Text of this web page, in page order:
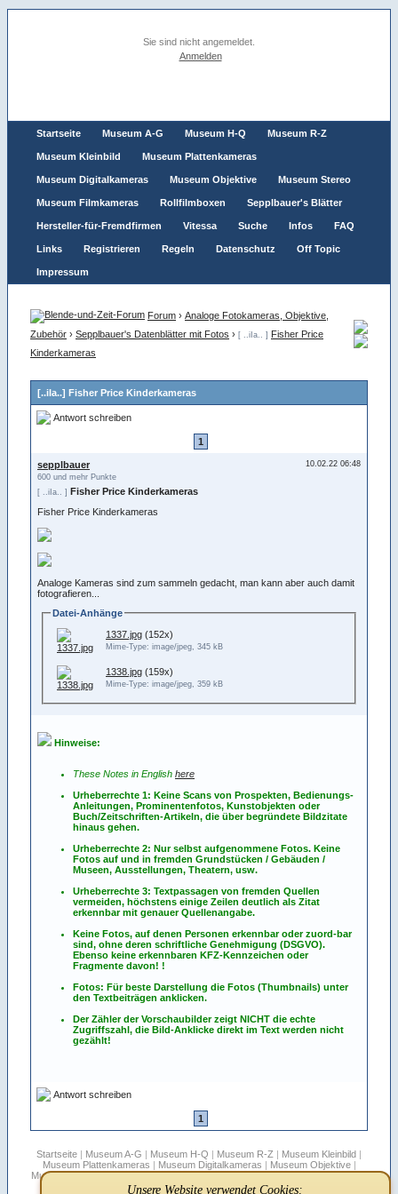
Sie sind nicht angemeldet.
Anmelden
Startseite Museum A-G Museum H-Q Museum R-Z
Museum Kleinbild Museum Plattenkameras
Museum Digitalkameras Museum Objektive Museum Stereo
Museum Filmkameras Rollfilmboxen Sepplbauer's Blätter
Hersteller-für-Fremdfirmen Vitessa Suche Infos FAQ
Links Registrieren Regeln Datenschutz Off Topic
Impressum
Forum › Analoge Fotokameras, Objektive,
Zubehör › Sepplbauer's Datenblätter mit Fotos › [ ..iIa.. ] Fisher Price
Kinderkameras
[..iIa..] Fisher Price Kinderkameras
Antwort schreiben
1
10.02.22 06:48
sepplbauer
600 und mehr Punkte
[ ..iIa.. ] Fisher Price Kinderkameras
Fisher Price Kinderkameras
Analoge Kameras sind zum sammeln gedacht, man kann aber auch damit
fotografieren...
Datei-Anhänge
1337.jpg (152x)
Mime-Type: image/jpeg, 345 kB
1338.jpg (159x)
Mime-Type: image/jpeg, 359 kB
Hinweise:
These Notes in English here
Urheberrechte 1: Keine Scans von Prospekten, Bedienungs-
Anleitungen, Prominentenfotos, Kunstobjekten oder
Buch/Zeitschriften-Artikeln, die über begründete Bildzitate
hinaus gehen.
Urheberrechte 2: Nur selbst aufgenommene Fotos. Keine
Fotos auf und in fremden Grundstücken / Gebäuden /
Museen, Ausstellungen, Theatern, usw.
Urheberrechte 3: Textpassagen von fremden Quellen
vermeiden, höchstens einige Zeilen deutlich als Zitat
erkennbar mit genauer Quellenangabe.
Keine Fotos, auf denen Personen erkennbar oder zuord-bar
sind, ohne deren schriftliche Genehmigung (DSGVO).
Ebenso keine erkennbaren KFZ-Kennzeichen oder
Fragmente davon! !
Fotos: Für beste Darstellung die Fotos (Thumbnails) unter
den Textbeiträgen anklicken.
Der Zähler der Vorschaubilder zeigt NICHT die echte
Zugriffszahl, die Bild-Anklicke direkt im Text werden nicht
gezählt!
Antwort schreiben
1
Startseite | Museum A-G | Museum H-Q | Museum R-Z | Museum Kleinbild |
Museum Plattenkameras | Museum Digitalkameras | Museum Objektive|
Museum Stereo|Museum Filmkameras|Rollfilmboxen|Sepplbauer's Blätter|
Hersteller-für-Fremdfirmen|Vitessa|Suche| Infos|FAQ
Unsere Website verwendet Cookies: